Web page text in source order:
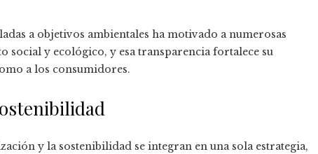
a objetivos ambientales ha motivado a numerosas
social y ecológico, y esa transparencia fortalece su
a los consumidores.
y la sostenibilidad se integran en una sola estrategia,